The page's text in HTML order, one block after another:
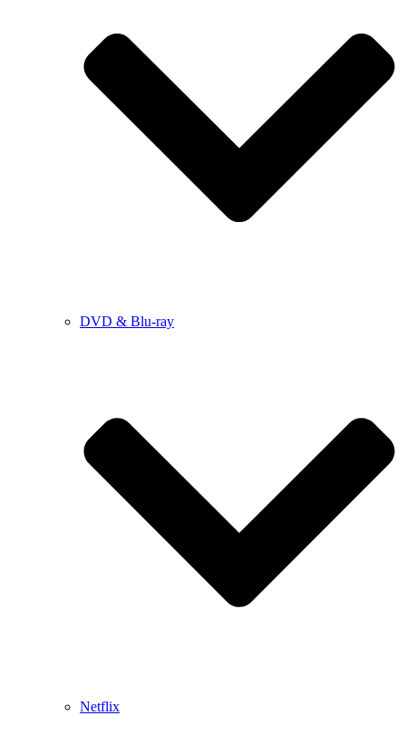
DVD & Blu-ray
Netflix